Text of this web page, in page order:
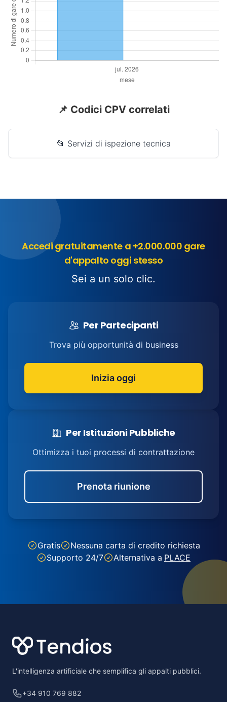
📌 Codici CPV correlati
📂 Servizi di ispezione tecnica
Accedi gratuitamente a +2.000.000 gare
d'appalto oggi stesso
Sei a un solo clic.
Per Partecipanti
Trova più opportunità di business
Inizia oggi
Per Istituzioni Pubbliche
Ottimizza i tuoi processi di contrattazione
Prenota riunione
Gratis
Nessuna carta di credito richiesta
Supporto 24/7
Alternativa a PLACE
L'intelligenza artificiale che semplifica gli appalti pubblici.
+34 910 769 882